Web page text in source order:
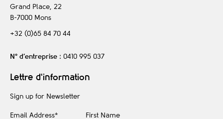
Grand Place, 22
B-7000 Mons
+32 (0)65 84 70 44
N° d’entreprise : 0410 995 037
Lettre d'information
Sign up for Newsletter
Email Address* First Name